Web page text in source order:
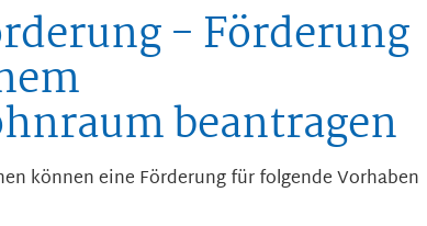
- Förderung
beantragen
können eine Förderung für folgende Vorhaben